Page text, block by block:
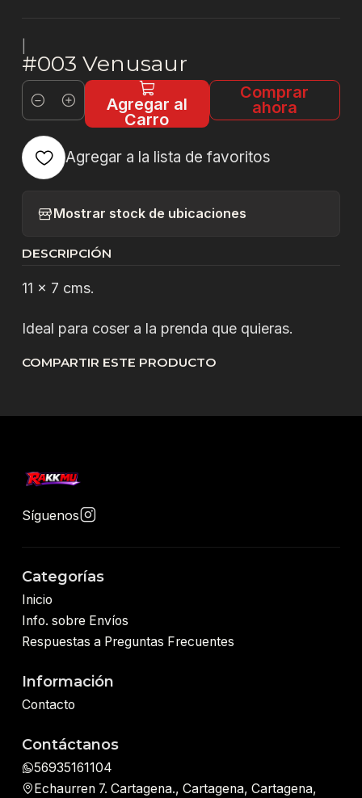
#003 Venusaur
Cantidad Agregar al
Carro
Comprar
ahora
Agregar a la lista de favoritos
Mostrar stock de ubicaciones
DESCRIPCIÓN
11 x 7 cms.
Ideal para coser a la prenda que quieras.
COMPARTIR ESTE PRODUCTO
Síguenos
Categorías
Inicio
Info. sobre Envíos
Respuestas a Preguntas Frecuentes
Información
Contacto
Contáctanos
56935161104
Echaurren 7. Cartagena., Cartagena, Cartagena,